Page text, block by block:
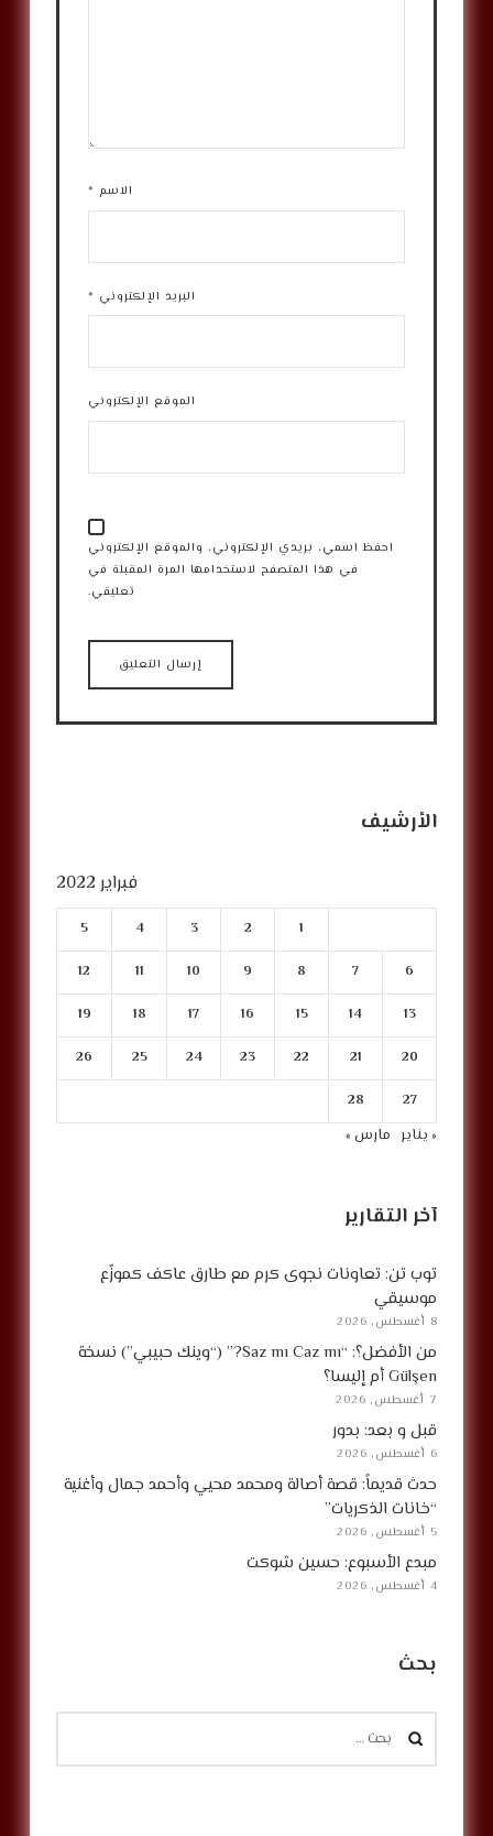
الاسم *
البريد الإلكتروني *
الموقع الإلكتروني
احفظ اسمي، بريدي الإلكتروني، والموقع الإلكتروني
في هذا المتصفح لاستخدامها المرة المقبلة في
تعليقي.
الأرشيف
فبراير 2022
1
2
3
4
5
6
7
8
9
10
11
12
13
14
15
16
17
18
19
20
21
22
23
24
25
26
27
28
« يناير مارس »
آخر التقارير
توب تن: تعاونات نجوى كرم مع طارق عاكف كموزّع
موسيقي
8 أغسطس, 2026
من الأفضل؟: “Saz mı Caz mı?” (“وينك حبيبي”) نسخة
Gülşen أم إليسا؟
7 أغسطس, 2026
قبل و بعد: بدور
6 أغسطس, 2026
حدث قديماً: قصة أصالة ومحمد محيي وأحمد جمال وأغنية
“خانات الذكريات”
5 أغسطس, 2026
مبدع الأسبوع: حسين شوكت
4 أغسطس, 2026
بحث
البحث
عن: